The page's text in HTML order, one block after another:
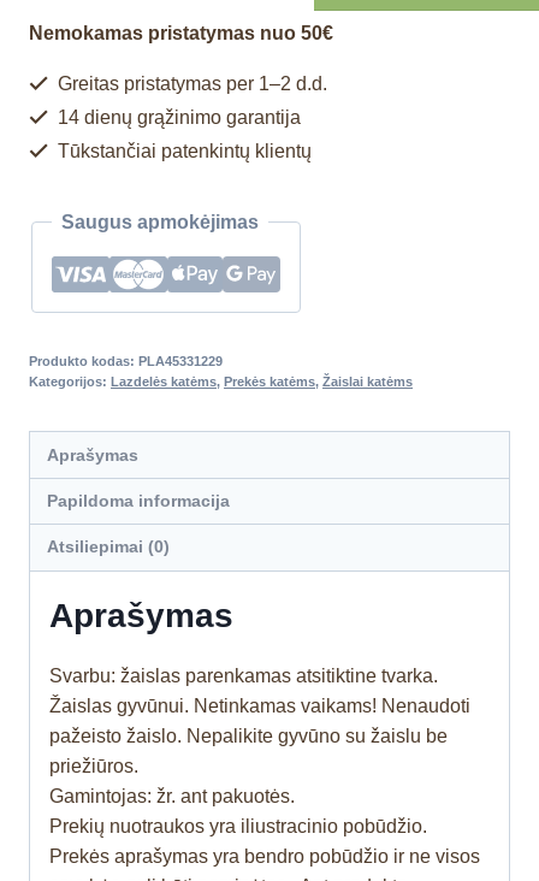
Nemokamas pristatymas nuo 50€
Greitas pristatymas per 1–2 d.d.
14 dienų grąžinimo garantija
Tūkstančiai patenkintų klientų
Saugus apmokėjimas
Produkto kodas: PLA45331229
Kategorijos: Lazdelės katėms, Prekės katėms, Žaislai katėms
Aprašymas
Papildoma informacija
Atsiliepimai (0)
Aprašymas
Svarbu: žaislas parenkamas atsitiktine tvarka.
Žaislas gyvūnui. Netinkamas vaikams! Nenaudoti
pažeisto žaislo. Nepalikite gyvūno su žaislu be
priežiūros.
Gamintojas: žr. ant pakuotės.
Prekių nuotraukos yra iliustracinio pobūdžio.
Prekės aprašymas yra bendro pobūdžio ir ne visos